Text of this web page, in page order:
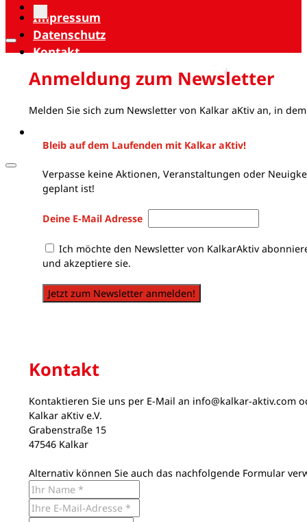
Impressum
Datenschutz
Kontakt
Anmeldung zum Newsletter
Melden Sie sich zum Newsletter von Kalkar aKtiv an, in
Bleib auf dem Laufenden mit Kalkar aKtiv!
Verpasse keine Aktionen, Veranstaltungen oder
geplant ist!
Deine E-Mail Adresse
Ich möchte den Newsletter von KalkarAktiv
und akzeptiere sie.
Jetzt zum Newsletter anmelden!
Kontakt
Kontaktieren Sie uns per E-Mail an info@kalkar-aktiv.com
Kalkar aKtiv e.V.
Grabenstraße 15
47546 Kalkar
Alternativ können Sie auch das nachfolgende Formular